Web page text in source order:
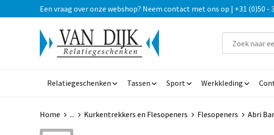
Een vraag over onze webshop? Neem contact met ons op | +31 (0)50 -
Relatiegeschenken Tassen Sport Werkkleding
Home ... Kurkentrekkers en Flesopeners Flesopeners Abri